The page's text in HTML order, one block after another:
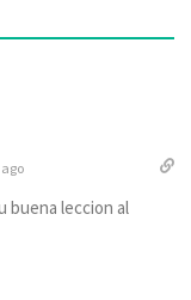
buena leccion al